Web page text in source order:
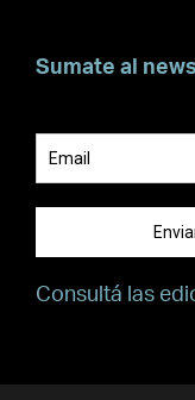
Sumate al
Suscribite
Consultá las